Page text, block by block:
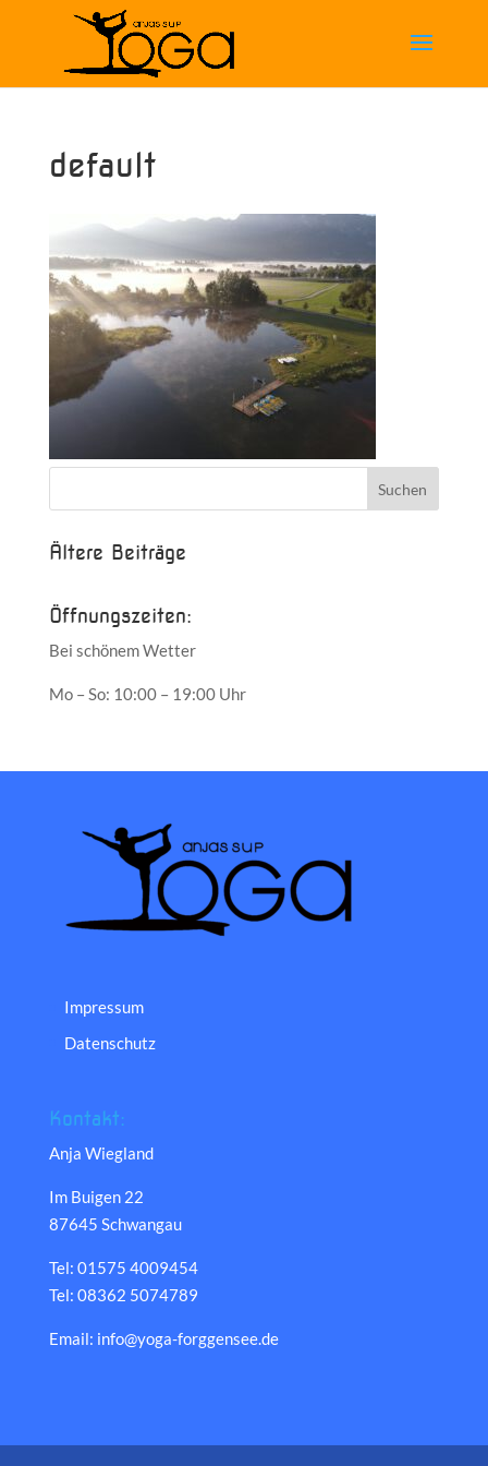
default
Ältere Beiträge
Öffnungszeiten:
Bei schönem Wetter
Mo – So: 10:00 – 19:00 Uhr
Impressum
Datenschutz
Kontakt:
Anja Wiegland
Im Buigen 22
87645 Schwangau
Tel: 01575 4009454
Tel: 08362 5074789
Email: info@yoga-forggensee.de